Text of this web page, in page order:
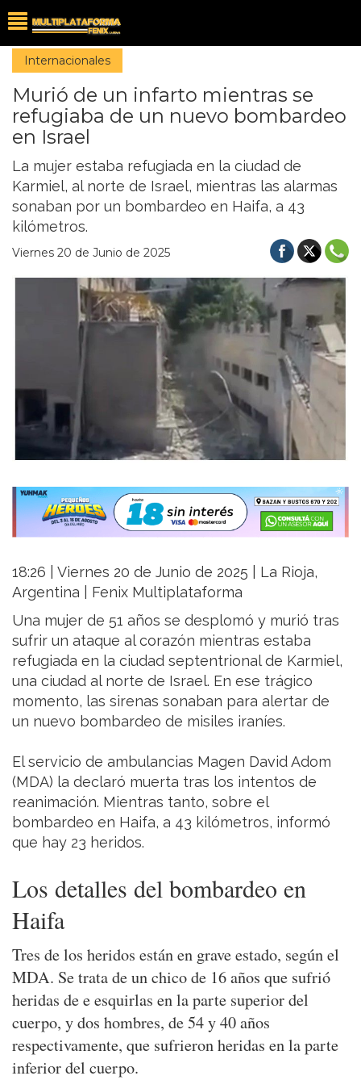
Internacionales
Murió de un infarto mientras se
refugiaba de un nuevo bombardeo
en Israel
La mujer estaba refugiada en la ciudad de
Karmiel, al norte de Israel, mientras las alarmas
sonaban por un bombardeo en Haifa, a 43
kilómetros.
Viernes 20 de Junio de 2025
18:26 | Viernes 20 de Junio de 2025 | La Rioja,
Argentina | Fenix Multiplataforma
Una mujer de 51 años se desplomó y murió tras
sufrir un ataque al corazón mientras estaba
refugiada en la ciudad septentrional de Karmiel,
una ciudad al norte de Israel. En ese trágico
momento, las sirenas sonaban para alertar de
un nuevo bombardeo de misiles iraníes.
El servicio de ambulancias Magen David Adom
(MDA) la declaró muerta tras los intentos de
reanimación. Mientras tanto, sobre el
bombardeo en Haifa, a 43 kilómetros, informó
que hay 23 heridos.
Los detalles del bombardeo en
Haifa
Tres de los heridos están en grave estado, según el
MDA. Se trata de un chico de 16 años que sufrió
heridas de e esquirlas en la parte superior del
cuerpo, y dos hombres, de 54 y 40 años
respectivamente, que sufrieron heridas en la parte
inferior del cuerpo.